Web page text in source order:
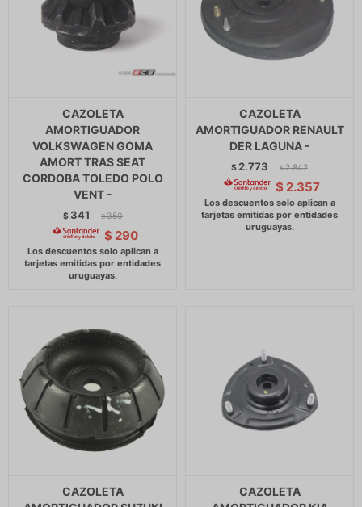
CAZOLETA
AMORTIGUADOR
VOLKSWAGEN GOMA
AMORT TRAS SEAT
CORDOBA TOLEDO POLO
VENT -
$ 341 $ 350
$ 290
CAZOLETA
AMORTIGUADOR RENAULT
DER LAGUNA -
$ 2.773 $ 2.842
$ 2.357
CAZOLETA
CAZOLETA